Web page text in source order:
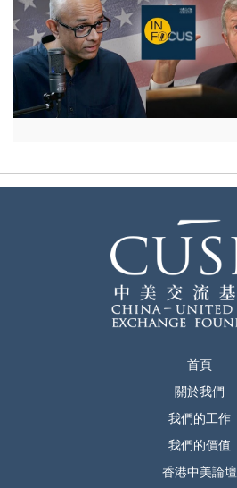
首頁
關於我們
我們的工作
我們的價值
香港中美論壇